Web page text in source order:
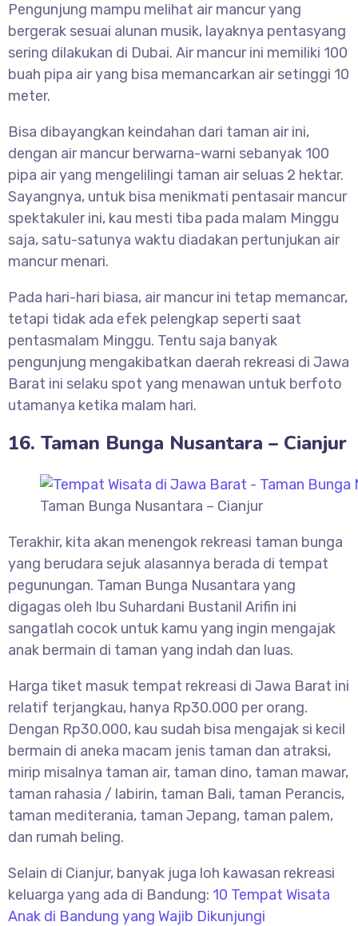
Pengunjung mampu melihat air mancur yang
bergerak sesuai alunan musik, layaknya pentasyang
sering dilakukan di Dubai. Air mancur ini memiliki 100
buah pipa air yang bisa memancarkan air setinggi 10
meter.
Bisa dibayangkan keindahan dari taman air ini,
dengan air mancur berwarna-warni sebanyak 100
pipa air yang mengelilingi taman air seluas 2 hektar.
Sayangnya, untuk bisa menikmati pentasair mancur
spektakuler ini, kau mesti tiba pada malam Minggu
saja, satu-satunya waktu diadakan pertunjukan air
mancur menari.
Pada hari-hari biasa, air mancur ini tetap memancar,
tetapi tidak ada efek pelengkap seperti saat
pentasmalam Minggu. Tentu saja banyak
pengunjung mengakibatkan daerah rekreasi di Jawa
Barat ini selaku spot yang menawan untuk berfoto
utamanya ketika malam hari.
16. Taman Bunga Nusantara – Cianjur
Taman Bunga Nusantara – Cianjur
Terakhir, kita akan menengok rekreasi taman bunga
yang berudara sejuk alasannya berada di tempat
pegunungan. Taman Bunga Nusantara yang
digagas oleh Ibu Suhardani Bustanil Arifin ini
sangatlah cocok untuk kamu yang ingin mengajak
anak bermain di taman yang indah dan luas.
Harga tiket masuk tempat rekreasi di Jawa Barat ini
relatif terjangkau, hanya Rp30.000 per orang.
Dengan Rp30.000, kau sudah bisa mengajak si kecil
bermain di aneka macam jenis taman dan atraksi,
mirip misalnya taman air, taman dino, taman mawar,
taman rahasia / labirin, taman Bali, taman Perancis,
taman mediterania, taman Jepang, taman palem,
dan rumah beling.
Selain di Cianjur, banyak juga loh kawasan rekreasi
keluarga yang ada di Bandung: 10 Tempat Wisata
Anak di Bandung yang Wajib Dikunjungi